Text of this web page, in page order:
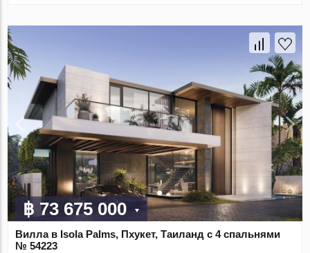
฿ 73 675 000
Вилла в Isola Palms, Пхукет, Таиланд с 4 спальнями
№ 54223